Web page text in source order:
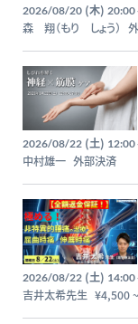
2026/08/20 (木) 20:00
森 翔（もり しょう）
2026/08/22 (土) 12:00
中村雄一 外部決済
2026/08/22 (土) 14:00
吉井太希先生 ¥4,500~